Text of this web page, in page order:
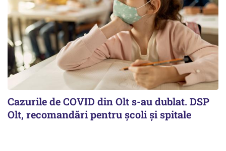
Cazurile de COVID din Olt s-au dublat. DSP
Olt, recomandări pentru școli și spitale